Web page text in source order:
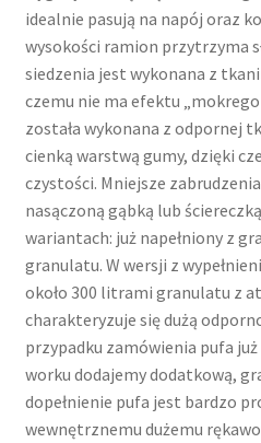
idealnie pasują na napój oraz
wysokości ramion przytrzyma
siedzenia jest wykonana z
czemu nie ma efektu
została wykonana z odpornej
cienką warstwą gumy, dzięki
czystości. Mniejsze
nasączoną gąbką lub
wariantach: już napełniony z
granulatu. W wersji z
około 300 litrami granulatu z
charakteryzuje się dużą
przypadku zamówienia pufa
worku dodajemy dodatkową,
dopełnienie pufa jest bardzo
wewnętrznemu dużemu